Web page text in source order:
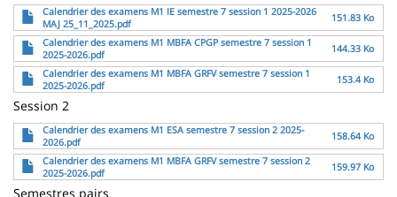
FichierCalendrier des examens M1 IE semestre 7 session 1 2025-2026
MAJ 25_11_2025.pdf
151.83 Ko
FichierCalendrier des examens M1 MBFA CPGP semestre 7 session 1
2025-2026.pdf
144.33 Ko
FichierCalendrier des examens M1 MBFA GRFV semestre 7 session 1
2025-2026.pdf
153.4 Ko
Session 2
FichierCalendrier des examens M1 ESA semestre 7 session 2 2025-
2026.pdf
158.64 Ko
FichierCalendrier des examens M1 MBFA GRFV semestre 7 session 2
2025-2026.pdf
159.97 Ko
Semestres pairs